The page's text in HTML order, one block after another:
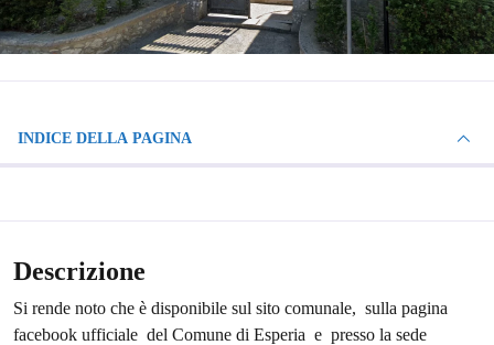
INDICE DELLA PAGINA
Descrizione
Si rende noto che è disponibile sul sito comunale, sulla pagina
facebook ufficiale del Comune di Esperia e presso la sede